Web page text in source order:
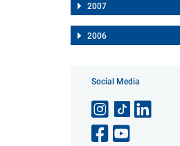
2007
2006
Social Media